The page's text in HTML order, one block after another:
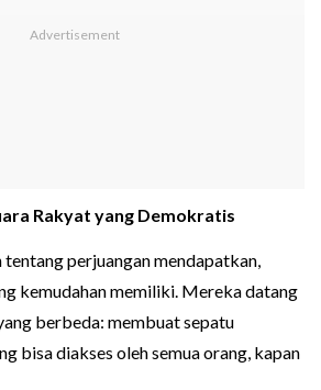
Rakyat yang Demokratis
tentang perjuangan mendapatkan,
kemudahan memiliki. Mereka datang
berbeda: membuat sepatu
bisa diakses oleh semua orang, kapan